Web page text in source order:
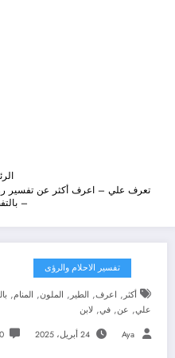
تعرف علي – اعرف أكثر عن تفسير
–
تفسير الاحلام والرؤى
أكثر , اعرف, الطير , الملون, المنام,
علي, عن, في, لابن
Aya 24 أبريل، 2025 0 تعليقات